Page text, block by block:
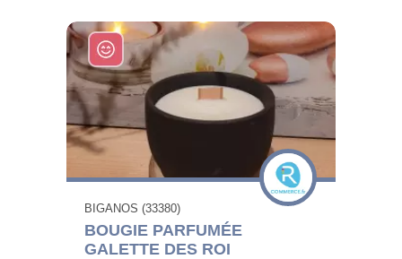
BIGANOS (33380)
BOUGIE PARFUMÉE
GALETTE DES ROI